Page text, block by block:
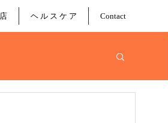
ヘ ル ス ケ ア Contact